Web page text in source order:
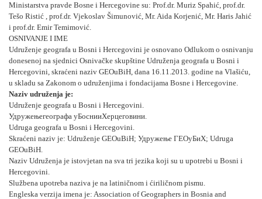
Ministarstva pravde Bosne i Hercegovine su: Prof.dr. Muriz Spahić, prof.dr.
Tešo Ristić , prof.dr. Vjekoslav Šimunović, Mr. Aida Korjenić, Mr. Haris Jahić
i prof.dr. Emir Temimović.
OSNIVANJE I IME
Udruženje geografa u Bosni i Hercegovini je osnovano Odlukom o osnivanju
donesenoj na sjednici Osnivačke skupštine Udruženja geografa u Bosni i
Hercegovini, skraćeni naziv GEOuBiH, dana 16.11.2013. godine na Vlašiću,
u skladu sa Zakonom o udruženjima i fondacijama Bosne i Hercegovine.
Naziv udruženja je:
Udruženje geografa u Bosni i Hercegovini.
Удружењегеографa уБоснииХерцеговини.
Udruga geografa u Bosni i Hercegovini.
Skraćeni naziv je: Udruženje GEOuBiH; Удружење ГЕОyБиХ; Udruga
GEOuBiH.
Naziv Udruženja je istovjetan na sva tri jezika koji su u upotrebi u Bosni i
Hercegovini.
Službena upotreba naziva je na latiničnom i ćiriličnom pismu.
Engleska verzija imena je: Association of Geographers in Bosnia and